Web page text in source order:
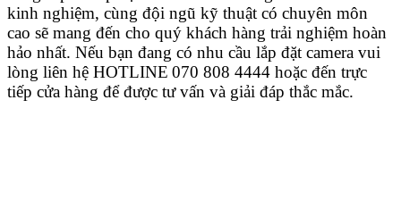
kinh nghiệm, cùng đội ngũ kỹ thuật có chuyên môn
cao sẽ mang đến cho quý khách hàng trải nghiệm hoàn
hảo nhất. Nếu bạn đang có nhu cầu lắp đặt camera vui
lòng liên hệ HOTLINE 070 808 4444 hoặc đến trực
tiếp cửa hàng để được tư vấn và giải đáp thắc mắc.